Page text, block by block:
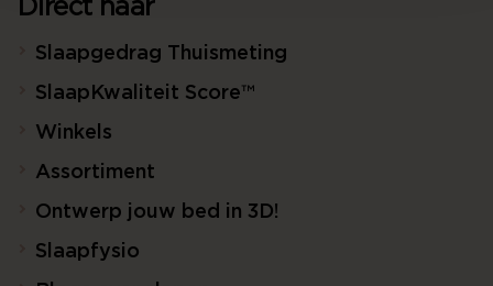
Direct naar
Slaapgedrag Thuismeting
SlaapKwaliteit Score™
Winkels
Assortiment
Ontwerp jouw bed in 3D!
Slaapfysio